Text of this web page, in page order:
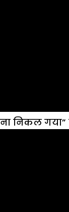
निकल